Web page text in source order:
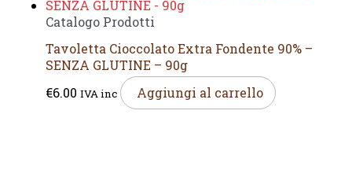
Catalogo Prodotti
Tavoletta Cioccolato Extra Fondente 90% –
SENZA GLUTINE – 90g
€6.00 IVA inc Aggiungi al carrello